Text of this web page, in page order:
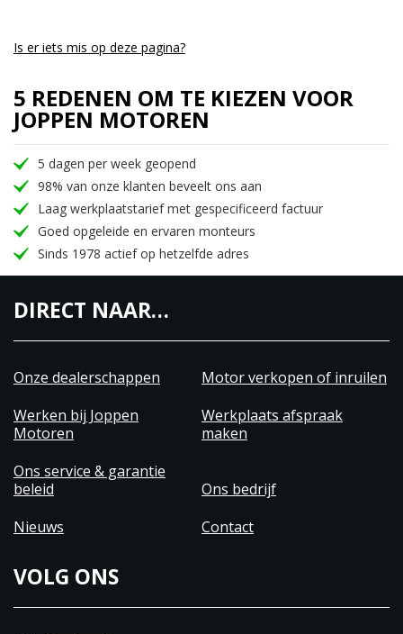
Is er iets mis op deze pagina?
5 REDENEN OM TE KIEZEN VOOR
JOPPEN MOTOREN
5 dagen per week geopend
98% van onze klanten beveelt ons aan
Laag werkplaatstarief met gespecificeerd factuur
Goed opgeleide en ervaren monteurs
Sinds 1978 actief op hetzelfde adres
DIRECT NAAR…
Onze dealerschappen
Motor verkopen of inruilen
Werken bij Joppen
Motoren
Werkplaats afspraak
maken
Ons service & garantie
beleid
Ons bedrijf
Nieuws
Contact
VOLG ONS